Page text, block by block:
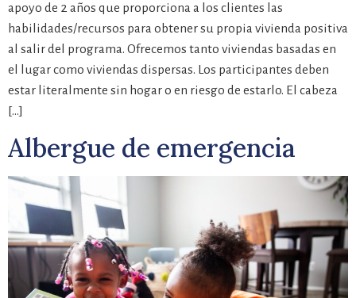
apoyo de 2 años que proporciona a los clientes las
habilidades/recursos para obtener su propia vivienda positiva
al salir del programa. Ofrecemos tanto viviendas basadas en
el lugar como viviendas dispersas. Los participantes deben
estar literalmente sin hogar o en riesgo de estarlo. El cabeza
[…]
Albergue de emergencia